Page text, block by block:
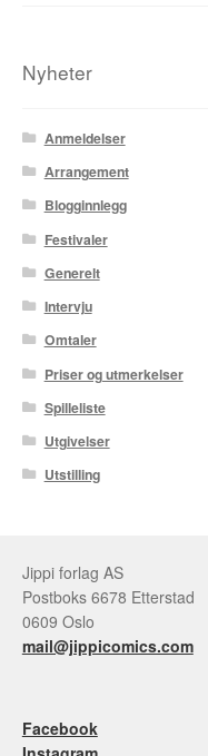
Nyheter
Anmeldelser
Arrangement
Blogginnlegg
Festivaler
Generelt
Intervju
Omtaler
Priser og utmerkelser
Spilleliste
Utgivelser
Utstilling
Jippi forlag AS
Postboks 6678 Etterstad
0609 Oslo
mail@jippicomics.com
Facebook